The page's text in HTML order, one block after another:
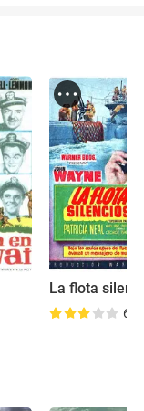
La flota
6.6